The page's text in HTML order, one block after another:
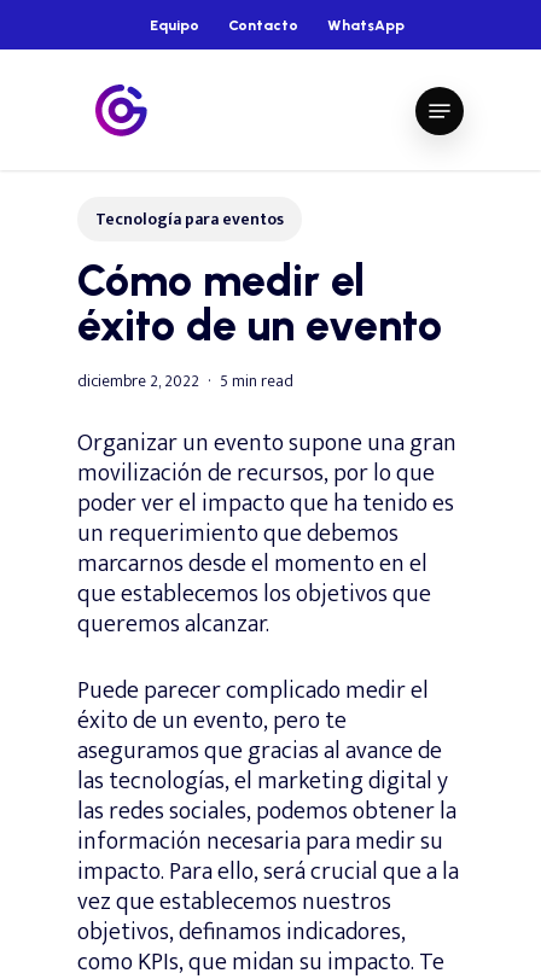
to Equipo Contacto WhatsApp
Menu
Tecnología para eventos
Cómo medir el
éxito de un evento
diciembre 2, 2022 5 min read
Organizar un evento supone una gran
movilización de recursos, por lo que
poder ver el impacto que ha tenido es
un requerimiento que debemos
marcarnos desde el momento en el
que establecemos los objetivos que
queremos alcanzar.
Puede parecer complicado medir el
éxito de un evento, pero te
aseguramos que gracias al avance de
las tecnologías, el marketing digital y
las redes sociales, podemos obtener la
información necesaria para medir su
impacto. Para ello, será crucial que a la
vez que establecemos nuestros
objetivos, definamos indicadores,
como KPIs, que midan su impacto. Te